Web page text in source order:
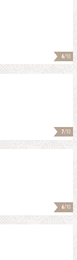
6/10
7/10
6/10